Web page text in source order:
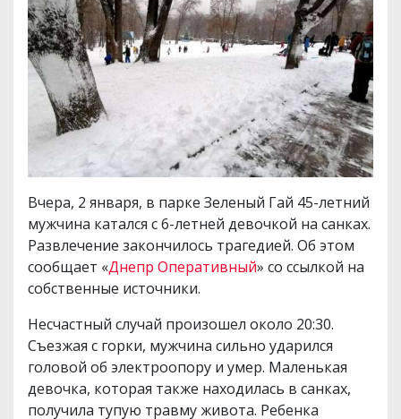
Вчера, 2 января, в парке Зеленый Гай 45-летний
мужчина катался с 6-летней девочкой на санках.
Развлечение закончилось трагедией. Об этом
сообщает «Днепр Оперативный» со ссылкой на
собственные источники.
Несчастный случай произошел около 20:30.
Cъезжая с горки, мужчина сильно ударился
головой об электроопору и умер. Маленькая
девочка, которая также находилась в санках,
получила тупую травму живота. Ребенка